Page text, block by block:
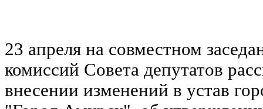
23 апреля на совместном
комиссий Совета депутатов
внесении изменений в устав